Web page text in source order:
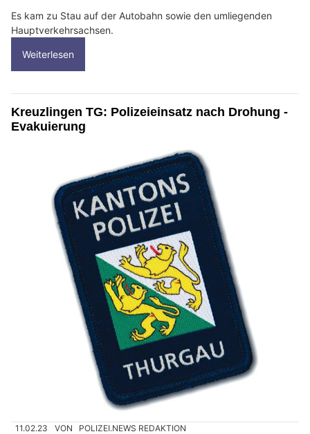
Es kam zu Stau auf der Autobahn sowie den umliegenden
Hauptverkehrsachsen.
Weiterlesen
Kreuzlingen TG: Polizeieinsatz nach Drohung -
Evakuierung
11.02.23 VON POLIZEI.NEWS REDAKTION